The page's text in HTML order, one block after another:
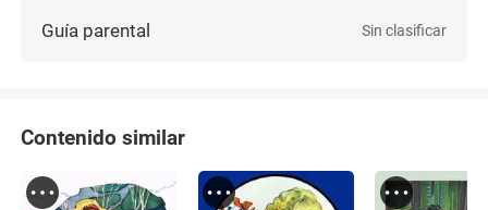
Guía parental Sin clasificar
Contenido similar